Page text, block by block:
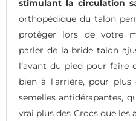
stimulant la circulation
orthopédique du talon
protéger lors de votre
parler de la bride talon
l’avant du pied pour faire
bien à l’arrière, pour
semelles antidérapantes,
vrai plus des Crocs que les